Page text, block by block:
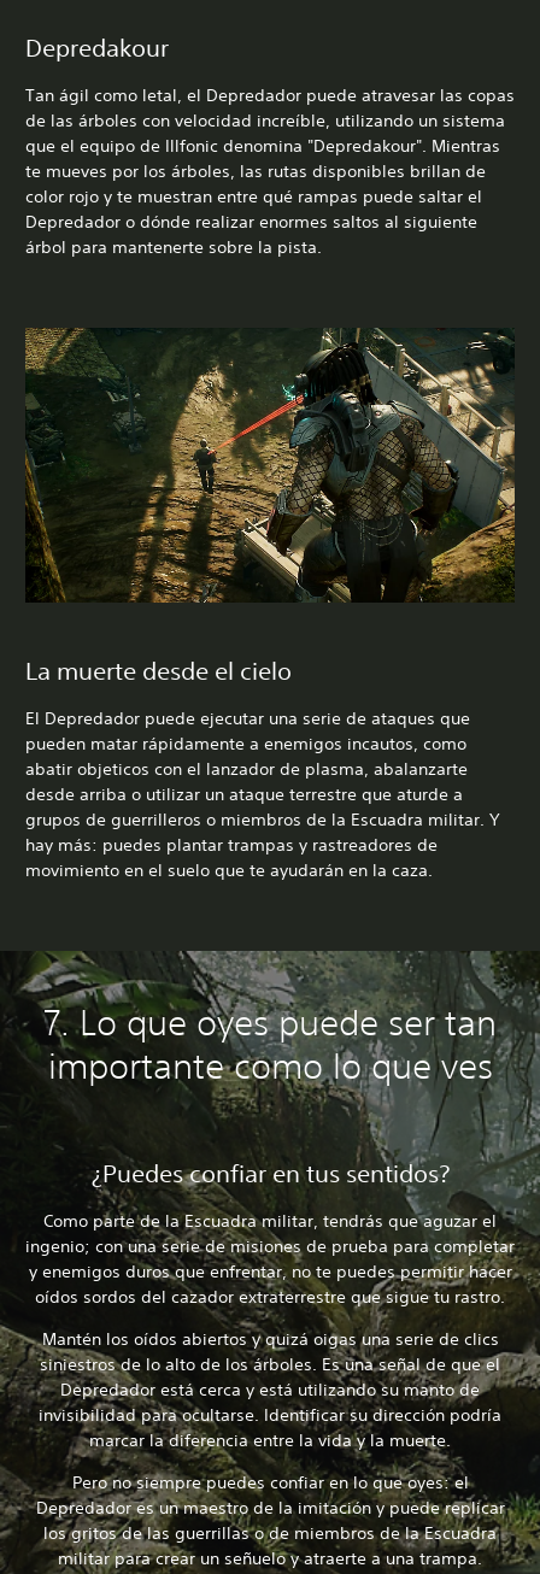
Depredakour
Tan ágil como letal, el Depredador puede atravesar las copas
de las árboles con velocidad increíble, utilizando un sistema
que el equipo de Illfonic denomina "Depredakour". Mientras
te mueves por los árboles, las rutas disponibles brillan de
color rojo y te muestran entre qué rampas puede saltar el
Depredador o dónde realizar enormes saltos al siguiente
árbol para mantenerte sobre la pista.
La muerte desde el cielo
El Depredador puede ejecutar una serie de ataques que
pueden matar rápidamente a enemigos incautos, como
abatir objeticos con el lanzador de plasma, abalanzarte
desde arriba o utilizar un ataque terrestre que aturde a
grupos de guerrilleros o miembros de la Escuadra militar. Y
hay más: puedes plantar trampas y rastreadores de
movimiento en el suelo que te ayudarán en la caza.
7. Lo que oyes puede ser tan
importante como lo que ves
¿Puedes confiar en tus sentidos?
Como parte de la Escuadra militar, tendrás que aguzar el
ingenio; con una serie de misiones de prueba para completar
y enemigos duros que enfrentar, no te puedes permitir hacer
oídos sordos del cazador extraterrestre que sigue tu rastro.
Mantén los oídos abiertos y quizá oigas una serie de clics
siniestros de lo alto de los árboles. Es una señal de que el
Depredador está cerca y está utilizando su manto de
invisibilidad para ocultarse. Identificar su dirección podría
marcar la diferencia entre la vida y la muerte.
Pero no siempre puedes confiar en lo que oyes: el
Depredador es un maestro de la imitación y puede replicar
los gritos de las guerrillas o de miembros de la Escuadra
militar para crear un señuelo y atraerte a una trampa.